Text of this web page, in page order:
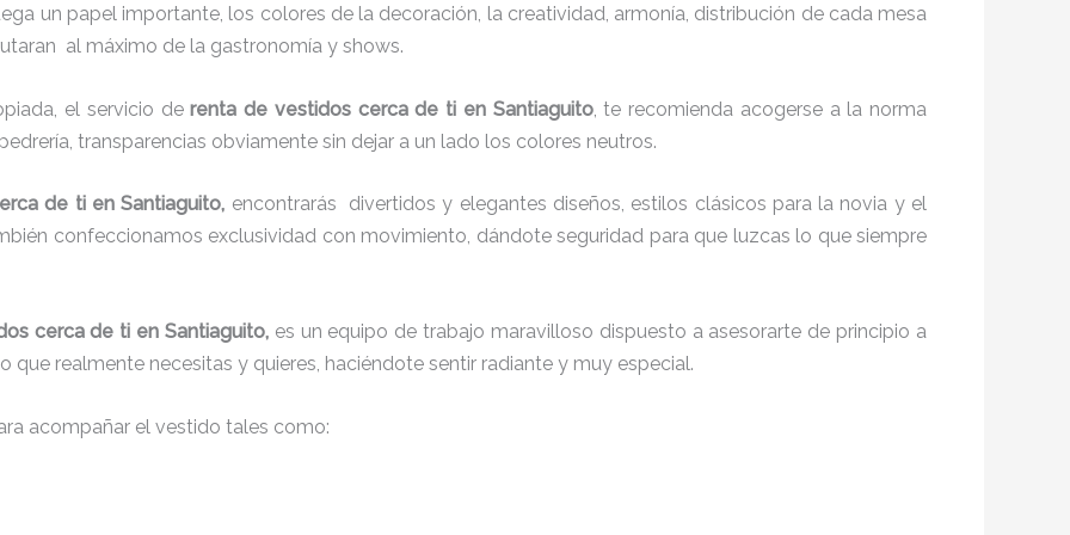
un papel importante, los colores de la decoración, la creatividad, armonía, distribución de cada mesa
al máximo de la gastronomía y shows.
el servicio derenta de vestidos cerca de ti en Santiaguito, te recomienda acogerse a la norma
transparencias obviamente sin dejar a un lado los colores neutros.
de ti en Santiaguito, encontrarás
divertidos y elegantes diseños, estilos clásicos para la novia y el
confeccionamos exclusividad con movimiento, dándote seguridad para que luzcas lo que siempre
cerca de ti en Santiaguito,es un equipo de trabajo maravilloso dispuesto a asesorarte de principio a
que realmente necesitas y quieres, haciéndote sentir radiante y muy especial.
acompañar el vestido tales como: